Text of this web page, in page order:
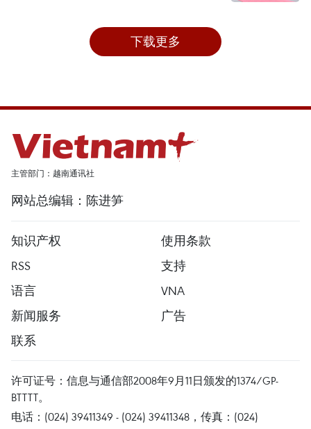
下载更多
主管部门：越南通讯社
网站总编辑：陈进笋
知识产权
使用条款
RSS
支持
语言
VNA
新闻服务
广告
联系
许可证号：信息与通信部2008年9月11日颁发的1374/GP-
BTTTT。
电话：(024) 39411349 - (024) 39411348，传真：(024)